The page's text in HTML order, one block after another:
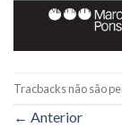
Tracbacks não são
← Anterior